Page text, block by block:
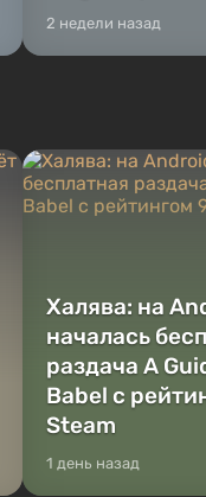
2 недели назад
Халява: на
началась
раздача A
Babel с
Steam
1 день назад